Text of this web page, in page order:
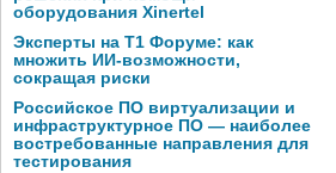
оборудования Xinertel
Эксперты на Т1 Форуме: как
множить ИИ-возможности,
сокращая риски
Российское ПО виртуализации и
инфраструктурное ПО — наиболее
востребованные направления для
тестирования